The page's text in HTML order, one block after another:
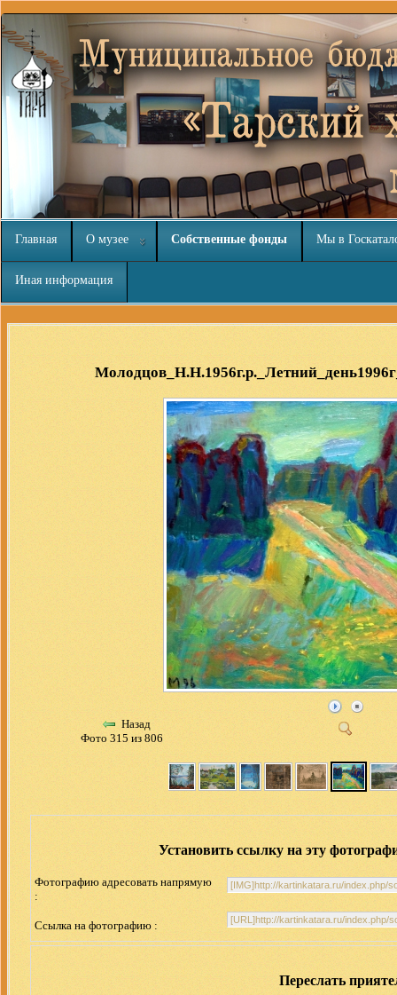
Главная О музее Собственные фонды Мы в
Иная информация
Назад
Фото 315 из 806
Установить ссылку на эту
Фотографию адресовать напрямую
:
Ссылка на фотографию :
Переслать